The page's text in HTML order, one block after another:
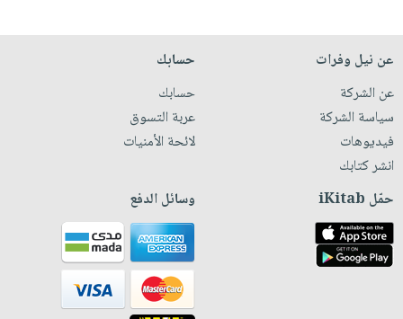
عن نيل وفرات
عن الشركة
سياسة الشركة
فيديوهات
انشر كتابك
حسابك
حسابك
عربة التسوق
لائحة الأمنيات
حمّل iKitab وسائل الدفع